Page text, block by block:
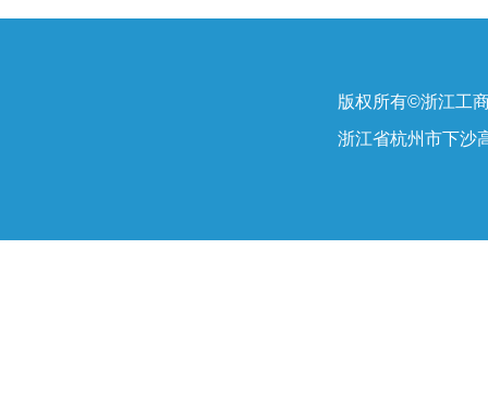
版权所有©浙江工
浙江省杭州市下沙